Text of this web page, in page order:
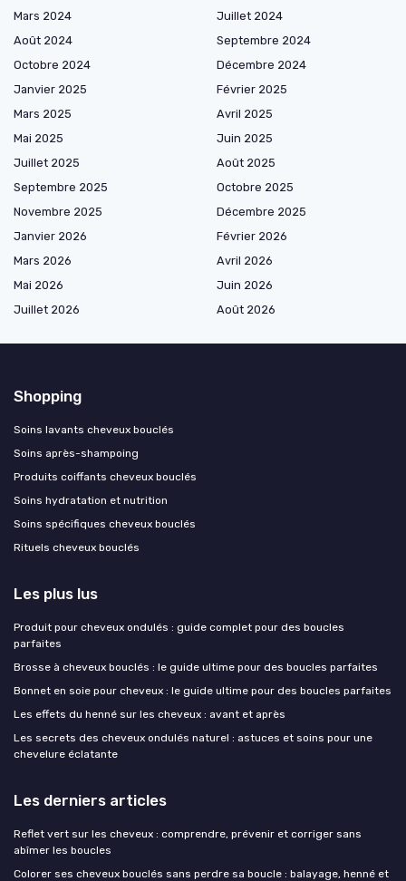
Mars 2024
Juillet 2024
Août 2024
Septembre 2024
Octobre 2024
Décembre 2024
Janvier 2025
Février 2025
Mars 2025
Avril 2025
Mai 2025
Juin 2025
Juillet 2025
Août 2025
Septembre 2025
Octobre 2025
Novembre 2025
Décembre 2025
Janvier 2026
Février 2026
Mars 2026
Avril 2026
Mai 2026
Juin 2026
Juillet 2026
Août 2026
Shopping
Soins lavants cheveux bouclés
Soins après-shampoing
Produits coiffants cheveux bouclés
Soins hydratation et nutrition
Soins spécifiques cheveux bouclés
Rituels cheveux bouclés
Les plus lus
Produit pour cheveux ondulés : guide complet pour des boucles
parfaites
Brosse à cheveux bouclés : le guide ultime pour des boucles parfaites
Bonnet en soie pour cheveux : le guide ultime pour des boucles parfaites
Les effets du henné sur les cheveux : avant et après
Les secrets des cheveux ondulés naturel : astuces et soins pour une
chevelure éclatante
Les derniers articles
Reflet vert sur les cheveux : comprendre, prévenir et corriger sans
abîmer les boucles
Colorer ses cheveux bouclés sans perdre sa boucle : balayage, henné et